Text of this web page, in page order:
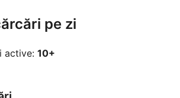
pe zi
active: 10+